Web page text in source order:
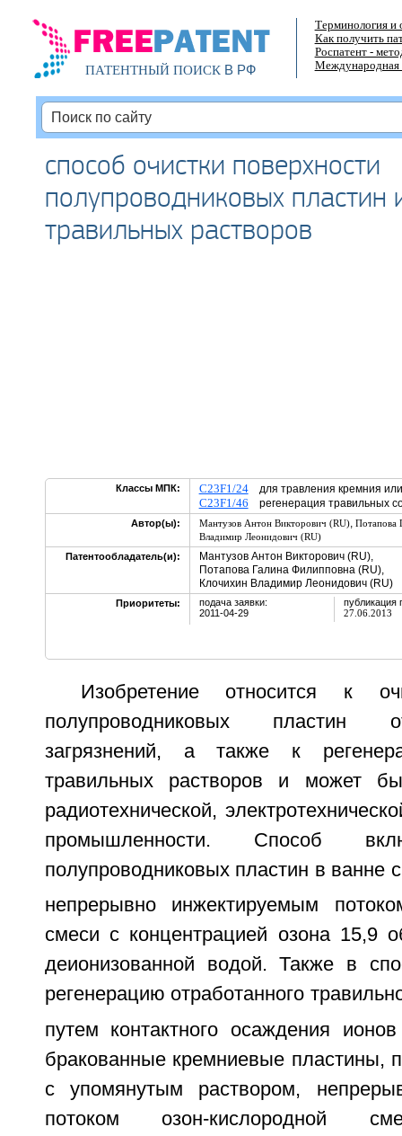
ПАТЕНТНЫЙ ПОИСКВ РФ
Терминология и
Как получить
Роспатент -
Международная
способ очистки поверхности
полупроводниковых пластин
травильных растворов
Классы МПК: C23F1/24для травления кремния
C23F1/46 регенерация травильных
Автор(ы): Мантузов Антон Викторович (RU), Потапова
Владимир Леонидович (RU)
Патентообладатель(и):
Мантузов Антон Викторович (RU),
Потапова Галина Филипповна (RU),
Клочихин Владимир Леонидович (RU)
Приоритеты:
подача заявки:
2011-04-29
публикация
27.06.2013
Изобретение относится к
полупроводниковых пластин
загрязнений, а также к
травильных растворов и может
радиотехнической,
промышленности. Способ
полупроводниковых пластин в ванне
непрерывно инжектируемым
смеси с концентрацией озона 15,9
деионизованной водой. Также в
регенерацию отработанного
путем контактного осаждения
бракованные кремниевые пластины,
с упомянутым раствором,
потоком озон-кислородной